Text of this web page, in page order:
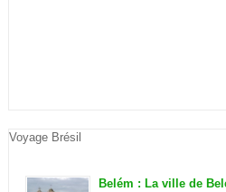
Voyage Brésil
Belém : La ville de